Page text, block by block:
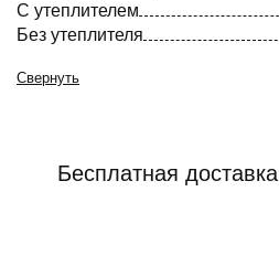
С утеплителем
Без утеплителя
Свернуть
Бесплатная доставка